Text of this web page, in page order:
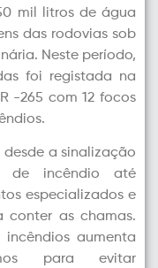
mil litros de água
das rodovias sob
Neste período,
foi registada na
-265 com 12 focos
a sinalização
de incêndio até
especializados e
conter as chamas.
aumenta
para evitar